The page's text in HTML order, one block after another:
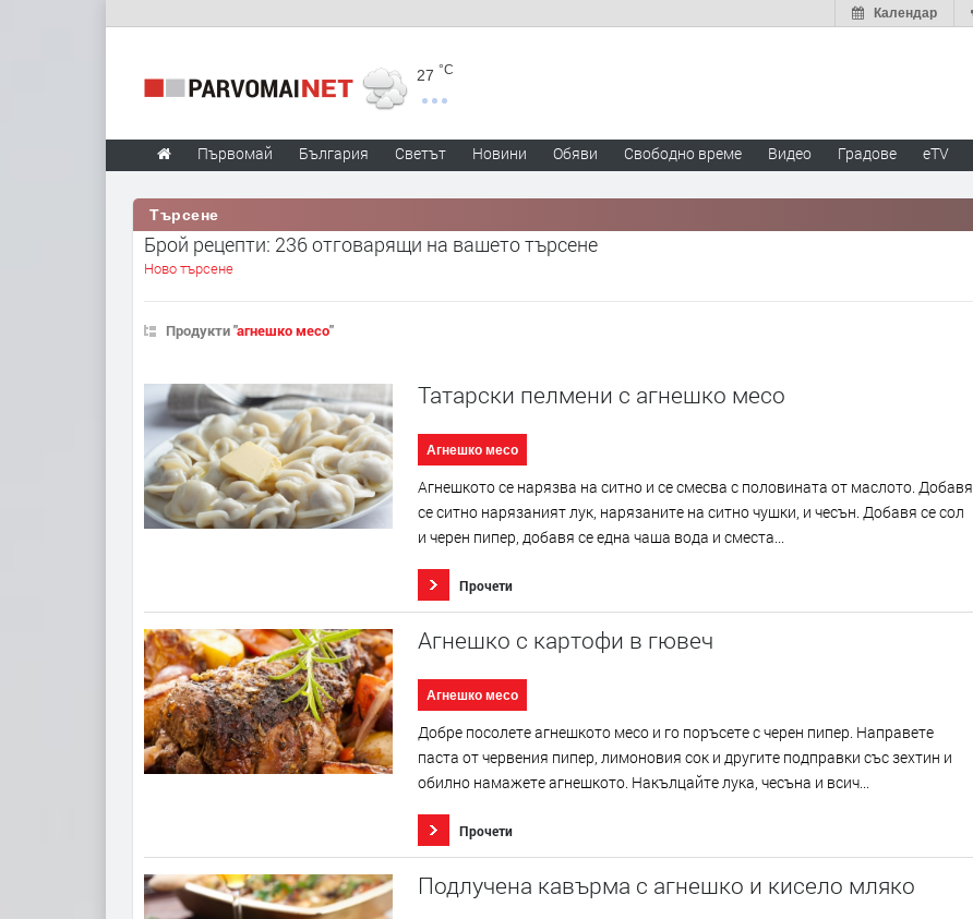
Календар
27 °C
Първомай България Светът Новини Обяви Свободно време Видео Градове eTV
Търсене
Брой рецепти: 236 отговарящи на вашето търсене
Ново търсене
Продукти "агнешко месо"
Татарски пелмени с агнешко месо
Агнешко месо
Агнешкото се нарязва на ситно и се смесва с половината от маслото. Добавя
се ситно нарязаният лук, нарязаните на ситно чушки, и чесън. Добавя се сол
и черен пипер, добавя се една чаша вода и сместа...
Прочети
Агнешко с картофи в гювеч
Агнешко месо
Добре посолете агнешкото месо и го поръсете с черен пипер. Направете
паста от червения пипер, лимоновия сок и другите подправки със зехтин и
обилно намажете агнешкото. Накълцайте лука, чесъна и всич...
Прочети
Подлучена кавърма с агнешко и кисело мляко